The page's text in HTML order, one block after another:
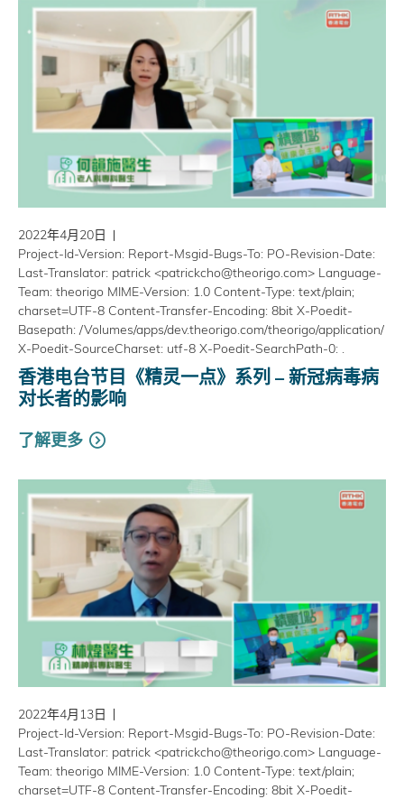
2022年4月20日
Project-Id-Version: Report-Msgid-Bugs-To: PO-Revision-Date:
Last-Translator: patrick <patrickcho@theorigo.com> Language-
Team: theorigo MIME-Version: 1.0 Content-Type: text/plain;
charset=UTF-8 Content-Transfer-Encoding: 8bit X-Poedit-
Basepath: /Volumes/apps/dev.theorigo.com/theorigo/application/
X-Poedit-SourceCharset: utf-8 X-Poedit-SearchPath-0: .
香港电台节目《精灵一点》系列 – 新冠病毒病
对长者的影响
了解更多
2022年4月13日
Project-Id-Version: Report-Msgid-Bugs-To: PO-Revision-Date:
Last-Translator: patrick <patrickcho@theorigo.com> Language-
Team: theorigo MIME-Version: 1.0 Content-Type: text/plain;
charset=UTF-8 Content-Transfer-Encoding: 8bit X-Poedit-